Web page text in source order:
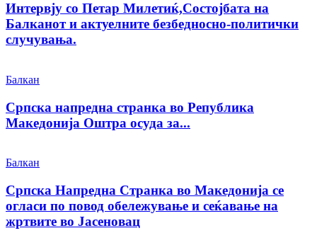
Интервју со Петар Милетиќ,Состојбата на
Балканот и актуелните безбедносно-политички
случувања.
Балкан
Српска напредна странка во Република
Македонија Оштра осуда за...
Балкан
Српска Напредна Странка во Македонија се
огласи по повод обележување и сеќавање на
жртвите во Јасеновац